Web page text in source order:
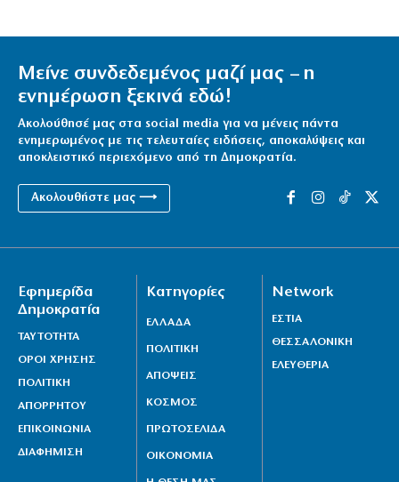
Μείνε συνδεδεμένος μαζί μας – η
ενημέρωση ξεκινά εδώ!
Ακολούθησέ μας στα social media για να μένεις πάντα
ενημερωμένος με τις τελευταίες ειδήσεις, αποκαλύψεις και
αποκλειστικό περιεχόμενο από τη Δημοκρατία.
Ακολουθήστε μας ⟶
Εφημερίδα
Δημοκρατία
ΤΑΥΤΟΤΗΤΑ
ΟΡΟΙ ΧΡΗΣΗΣ
ΠΟΛΙΤΙΚΗ
ΑΠΟΡΡΗΤΟΥ
ΕΠΙΚΟΙΝΩΝΙΑ
ΔΙΑΦΗΜΙΣΗ
Κατηγορίες
ΕΛΛΑΔΑ
ΠΟΛΙΤΙΚΗ
ΑΠΟΨΕΙΣ
ΚΟΣΜΟΣ
ΠΡΩΤΟΣΕΛΙΔΑ
ΟΙΚΟΝΟΜΙΑ
Network
ΕΣΤΙΑ
ΘΕΣΣΑΛΟΝΙΚΗ
ΕΛΕΥΘΕΡΙΑ